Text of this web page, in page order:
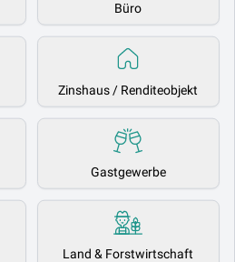
Büro
Zinshaus / Renditeobjekt
Gastgewerbe
Land & Forstwirtschaft